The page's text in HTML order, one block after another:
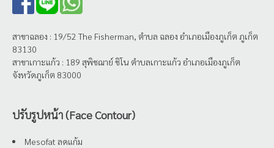
สาขาฉลอง : 19/52 The Fisherman, ตำบล ฉลอง อำเภอเมืองภูเก็ต ภูเก็ต
83130
สาขาเกาะแก้ว : 189 สุพิชฌาย์ ชิโน ตำบลเกาะแก้ว อำเภอเมืองภูเก็ต
จังหวัดภูเก็ต 83000
ปรับรูปหน้า (Face Contour)
Mesofat ลดแก้ม